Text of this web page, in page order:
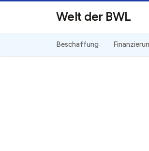
Welt der BWL
Beschaffung